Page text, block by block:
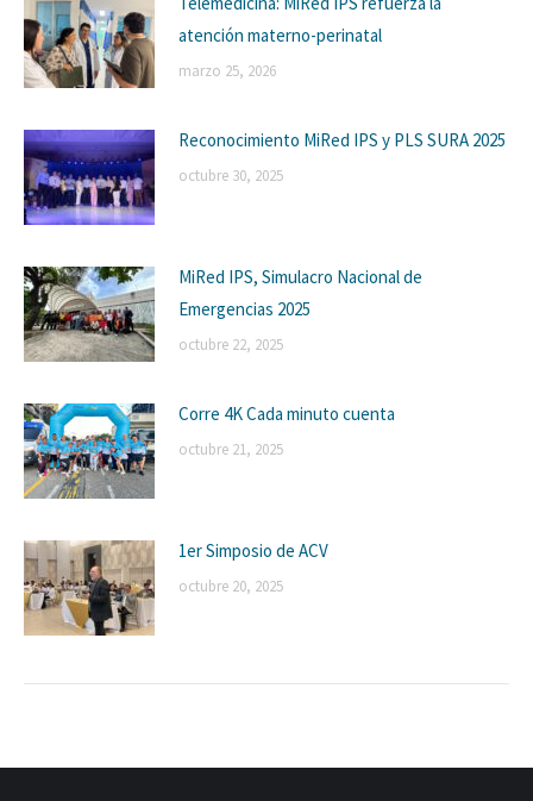
atención materno-perinatal
marzo 25, 2026
Reconocimiento MiRed IPS y PLS SURA 2025
octubre 30, 2025
MiRed IPS, Simulacro Nacional de
Emergencias 2025
octubre 22, 2025
Corre 4K Cada minuto cuenta
octubre 21, 2025
1er Simposio de ACV
octubre 20, 2025